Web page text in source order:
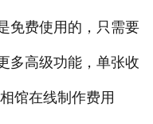
免费使用的，只需要
多高级功能，单张收
馆在线制作费用